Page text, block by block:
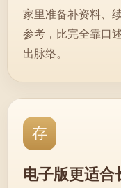
家里准备补资料、
参考，比完全靠口
出脉络。
存
电子版更适合